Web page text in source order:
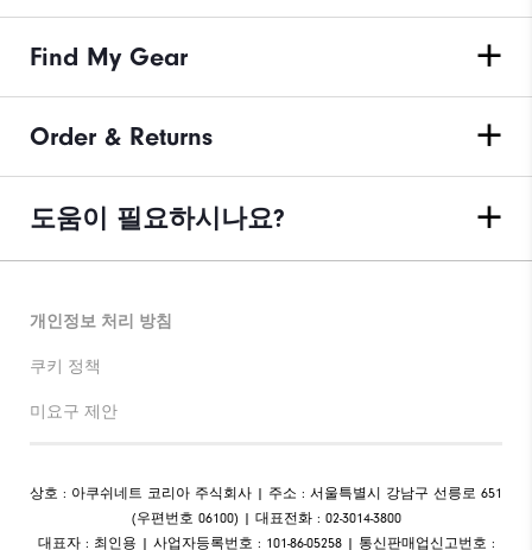
Find My Gear
Order & Returns
도움이 필요하시나요?
개인정보 처리 방침
쿠키 정책
미요구 제안
상호 : 아쿠쉬네트 코리아 주식회사 | 주소 : 서울특별시 강남구 선릉로 651
(우편번호 06100) | 대표전화 : 02-3014-3800
대표자 : 최인용 | 사업자등록번호 : 101-86-05258 | 통신판매업신고번호 :